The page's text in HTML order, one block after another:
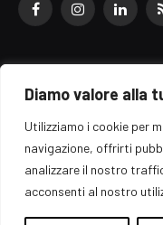
Diamo valore alla
Utilizziamo i cookie per
navigazione, offrirti
analizzare il nostro
acconsenti al nostro
FacebookInstagram
© 2026
Il portale EZ Rome e'
registrata al
Direttore
Edito da ARvis.it srl -